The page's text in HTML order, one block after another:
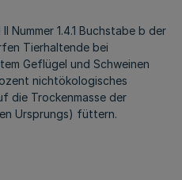
Nummer 1.4.1 Buchstabe b der
Tierhaltende bei
Geflügel und Schweinen
nichtökologisches
die Trockenmasse der
Ursprungs) füttern.